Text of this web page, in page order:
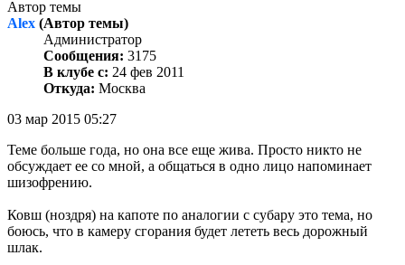
Автор темы
Alex (Автор темы)
Администратор
Сообщения: 3175
В клубе с: 24 фев 2011
Откуда: Москва
03 мар 2015 05:27
Теме больше года, но она все еще жива. Просто никто не
обсуждает ее со мной, а общаться в одно лицо напоминает
шизофрению.
Ковш (ноздря) на капоте по аналогии с субару это тема, но
боюсь, что в камеру сгорания будет лететь весь дорожный
шлак.